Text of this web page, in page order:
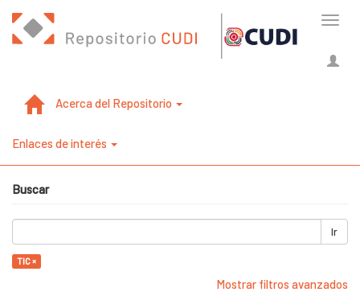
Acerca del Repositorio
Enlaces de interés
Buscar
Ir
TIC ×
Mostrar filtros avanzados